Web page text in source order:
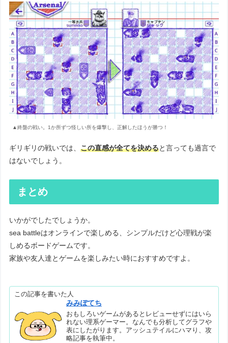
▲終盤の戦い。1か所ずつ怪しい所を爆撃し、正解したほうが勝つ！
ギリギリの戦いでは、この直感が全てを決めると言っても過言で
はないでしょう。
まとめ
いかがでしたでしょうか。
sea battleはオンラインで楽しめる、シンプルだけど心理戦が楽
しめるボードゲームです。
家族や友人達とゲームを楽しみたい時におすすめですよ。
この記事を書いた人
みみぽてち
おもしろいゲームがあるとレビューせずにはいら
れない理系ゲーマー。なんでも分析してグラフや
表にしたがります。アッシュテイルにハマり、攻
略記事を執筆中。